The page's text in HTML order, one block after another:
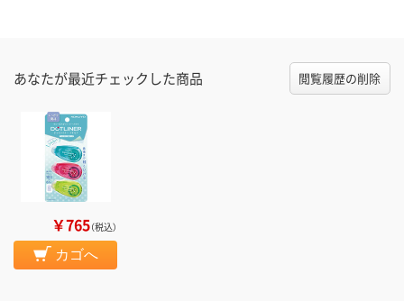
あなたが最近チェックした商品 閲覧履歴の削除
￥765（税込）
カゴへ